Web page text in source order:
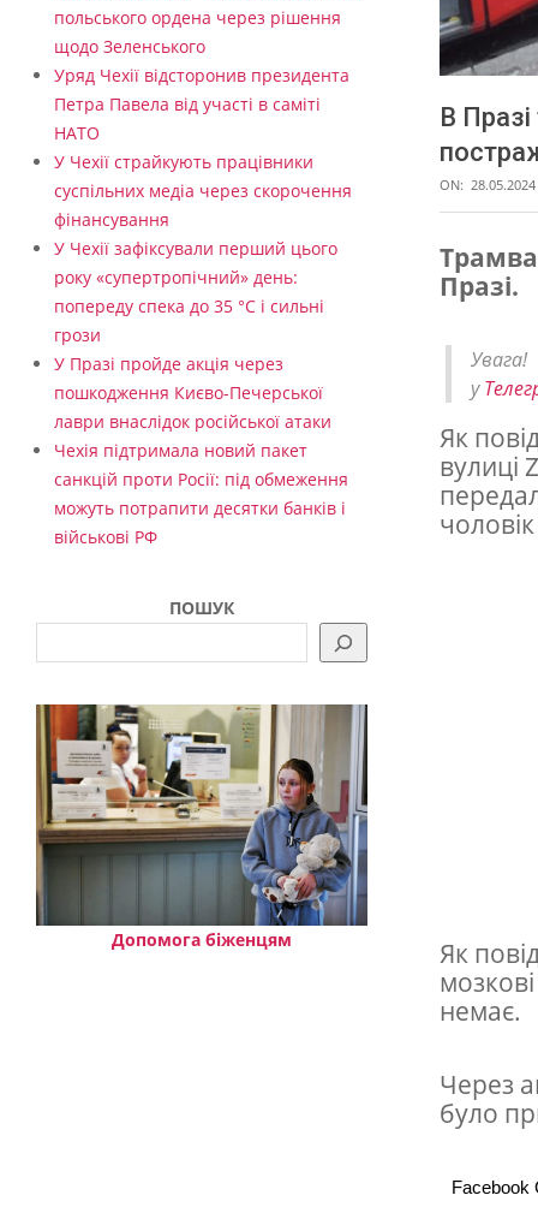
В
ON: 28.05.2024
В
а
з
і
т
а
в
с
в
в
Празі.
у
Як
вулиці
Як
немає.
Через
було
Facebook
польського ордена через рішення
щодо Зеленського
Уряд Чехії відсторонив президента
Петра Павела від участі в саміті
НАТО
У Чехії страйкують працівники
суспільних медіа через скорочення
фінансування
У Чехії зафіксували перший цього
року «супертропічний» день:
попереду спека до 35 °C і сильні
грози
У Празі пройде акція через
пошкодження Києво-Печерської
лаври внаслідок російської атаки
Чехія підтримала новий пакет
санкцій проти Росії: під обмеження
можуть потрапити десятки банків і
військові РФ
ПОШУК
Допомога біженцям